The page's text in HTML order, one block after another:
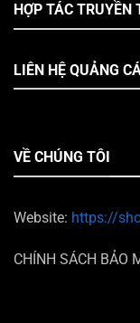
HỢP TÁC TRUYỀN
LIÊN HỆ QUẢNG
VỀ CHÚNG TÔI
Website: https://
CHÍNH SÁCH BẢO